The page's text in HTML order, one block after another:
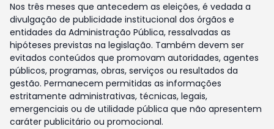
Nos três meses que antecedem as eleições, é vedada a
divulgação de publicidade institucional dos órgãos e
entidades da Administração Pública, ressalvadas as
hipóteses previstas na legislação. Também devem ser
evitados conteúdos que promovam autoridades, agentes
públicos, programas, obras, serviços ou resultados da
gestão. Permanecem permitidas as informações
estritamente administrativas, técnicas, legais,
emergenciais ou de utilidade pública que não apresentem
caráter publicitário ou promocional.